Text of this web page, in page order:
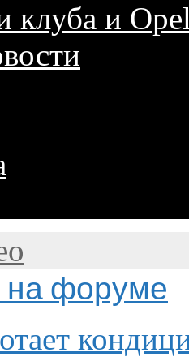
клуба и
на форуме